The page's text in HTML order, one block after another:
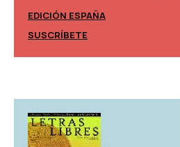
EDICIÓN ESPAÑA
SUSCRÍBETE